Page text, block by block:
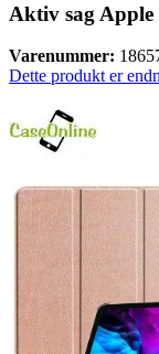
Aktiv sag
Varenummer:
Dette produkt er